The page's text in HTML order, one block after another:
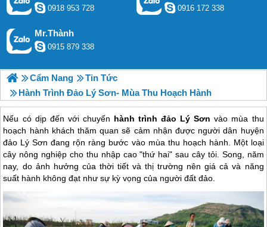
0918 953 728 0916 172 338
Mr.Thành
0915 879 338
Cẩm Nang
Tin Tức
Hành Trình Đảo Lý Sơn- Mùa Thu Hoạch Hành
Nếu có dịp đến với chuyến hành trình đảo Lý Sơn vào mùa thu
hoạch hành khách thăm quan sẽ cảm nhận được người dân huyện
đảo Lý Sơn đang rộn ràng bước vào mùa thu hoạch hành. Một loại
cây nông nghiệp cho thu nhập cao "thứ hai" sau cây tỏi. Song, năm
nay, do ảnh hưởng của thời tiết và thị trường nên giá cả và năng
suất hành không đạt như sự kỳ vọng của người đất đảo.